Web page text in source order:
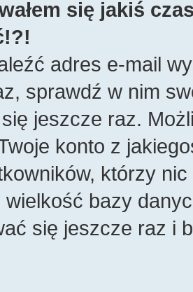
się jakiś
adres e-mail
sprawdź w nim
jeszcze raz.
konto z
którzy
bazy
się jeszcze raz i